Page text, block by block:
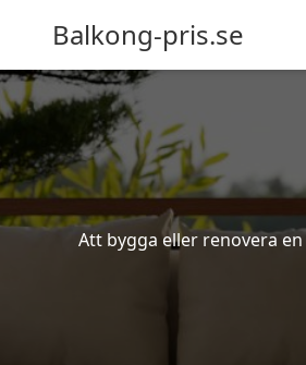
Balkong-pris.se
Att bygga eller renovera